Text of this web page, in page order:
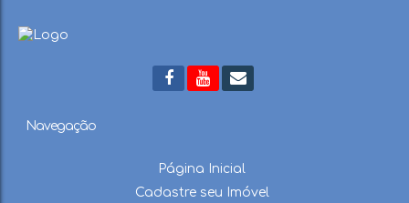
Navegação
Página Inicial
Cadastre seu Imóvel